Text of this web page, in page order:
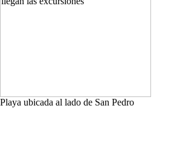
Playa ubicada al lado de San Pedro